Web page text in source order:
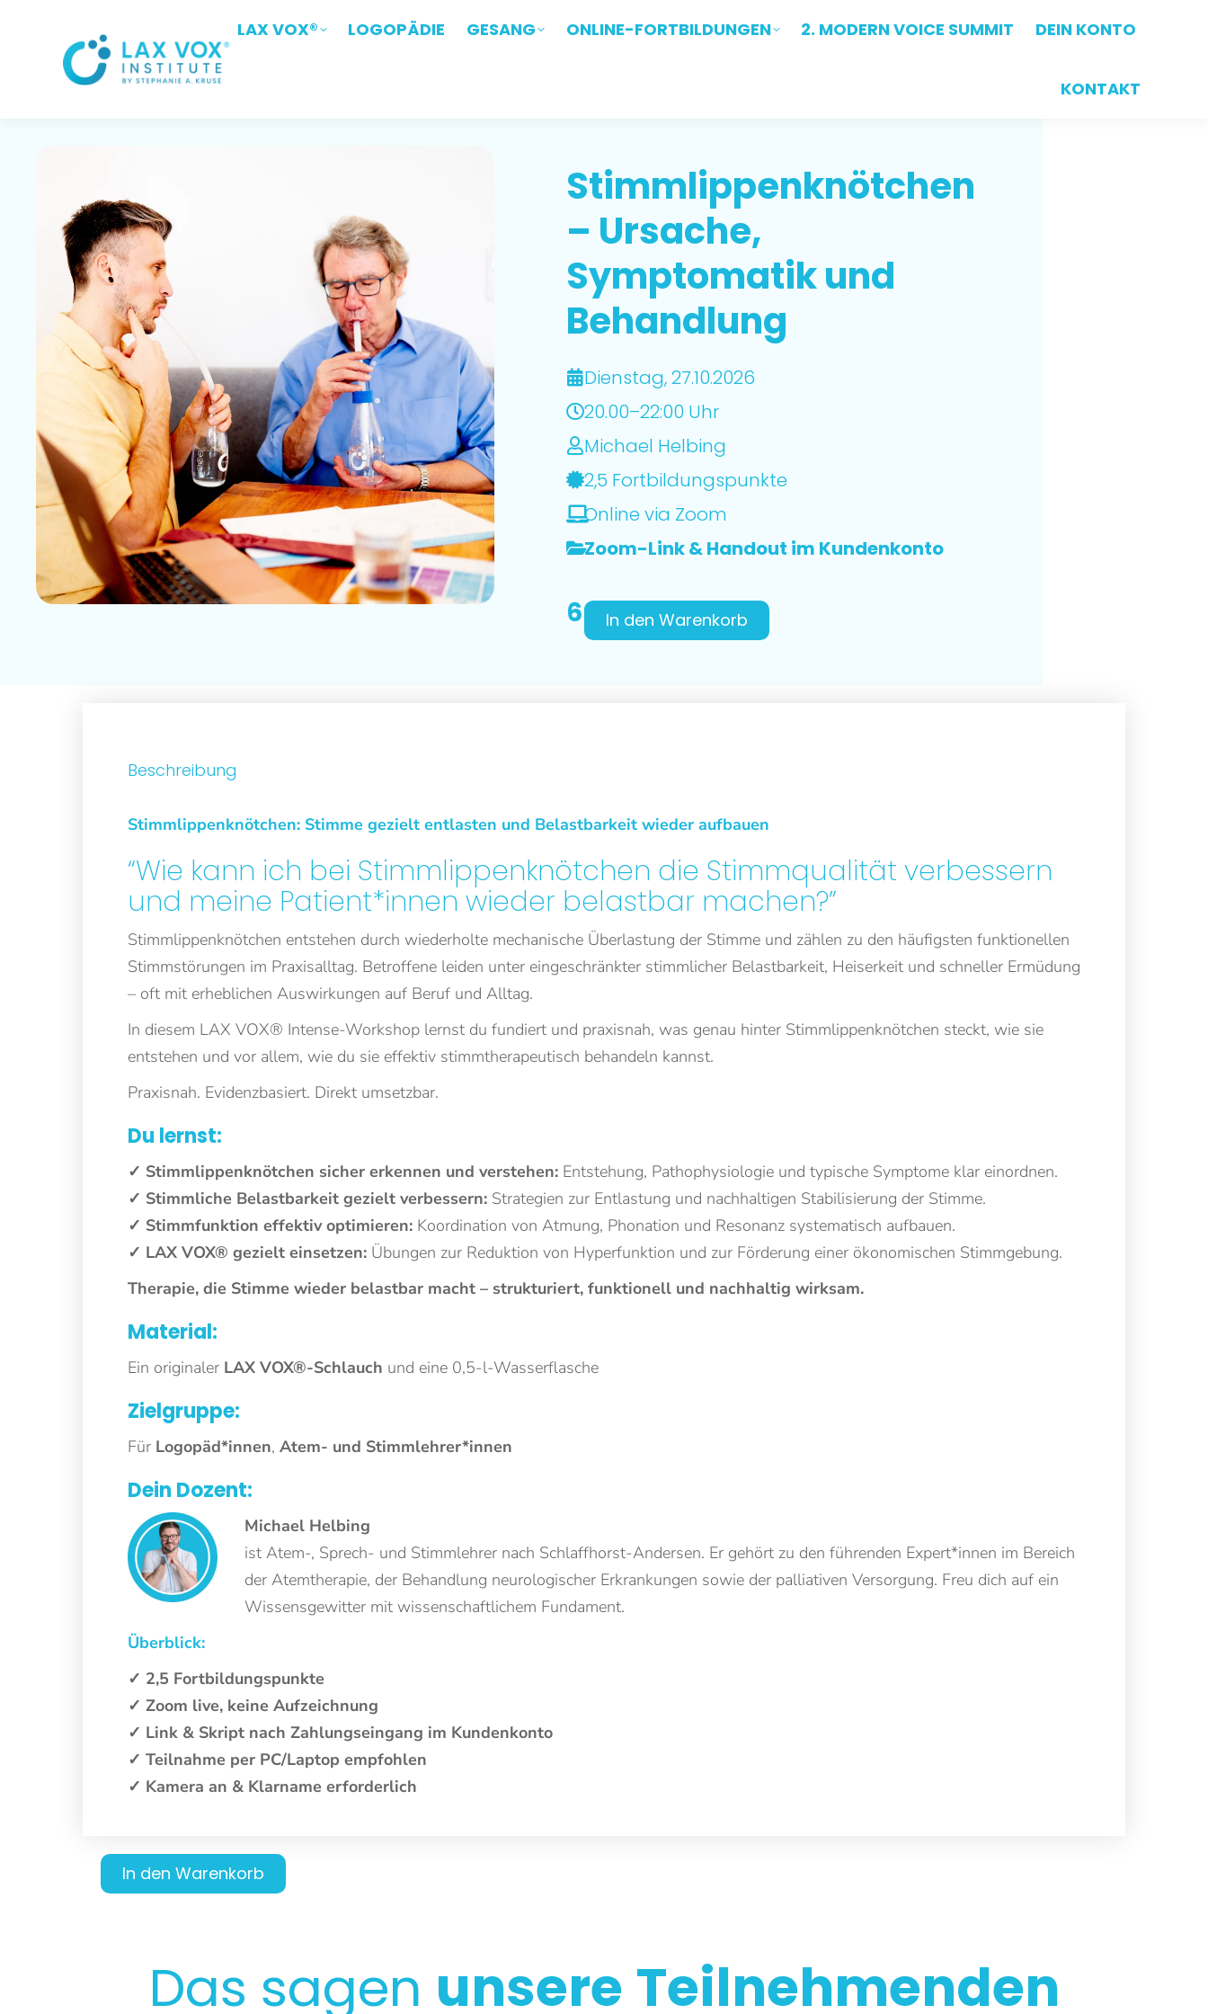
LAX VOX® LOGOPÄDIE GESANG ONLINE-FORTBILDUNGEN 2. MODERN VOICE SUMMIT DEIN KONTO
KONTAKT
Stimmlippenknötchen
– Ursache,
Symptomatik und
Behandlung
Dienstag, 27.10.2026
20.00–22:00 Uhr
Michael Helbing
2,5 Fortbildungspunkte
Online via Zoom
Zoom-Link & Handout im Kundenkonto
66,00€
In den Warenkorb
Beschreibung
Stimmlippenknötchen: Stimme gezielt entlasten und Belastbarkeit wieder aufbauen
“Wie kann ich bei Stimmlippenknötchen die Stimmqualität verbessern
und meine Patient*innen wieder belastbar machen?”
Stimmlippenknötchen entstehen durch wiederholte mechanische Überlastung der Stimme und zählen zu den häufigsten funktionellen
Stimmstörungen im Praxisalltag. Betroffene leiden unter eingeschränkter stimmlicher Belastbarkeit, Heiserkeit und schneller Ermüdung
– oft mit erheblichen Auswirkungen auf Beruf und Alltag.
In diesem LAX VOX® Intense-Workshop lernst du fundiert und praxisnah, was genau hinter Stimmlippenknötchen steckt, wie sie
entstehen und vor allem, wie du sie effektiv stimmtherapeutisch behandeln kannst.
Praxisnah. Evidenzbasiert. Direkt umsetzbar.
Du lernst:
✓ Stimmlippenknötchen sicher erkennen und verstehen: Entstehung, Pathophysiologie und typische Symptome klar einordnen.
✓ Stimmliche Belastbarkeit gezielt verbessern: Strategien zur Entlastung und nachhaltigen Stabilisierung der Stimme.
✓ Stimmfunktion effektiv optimieren: Koordination von Atmung, Phonation und Resonanz systematisch aufbauen.
✓ LAX VOX® gezielt einsetzen: Übungen zur Reduktion von Hyperfunktion und zur Förderung einer ökonomischen Stimmgebung.
Therapie, die Stimme wieder belastbar macht – strukturiert, funktionell und nachhaltig wirksam.
Material:
Ein originaler LAX VOX®-Schlauch und eine 0,5-l-Wasserflasche
Zielgruppe:
Für Logopäd*innen, Atem- und Stimmlehrer*innen
Dein Dozent:
Michael Helbing
ist Atem-, Sprech- und Stimmlehrer nach Schlaffhorst-Andersen. Er gehört zu den führenden Expert*innen im Bereich
der Atemtherapie, der Behandlung neurologischer Erkrankungen sowie der palliativen Versorgung. Freu dich auf ein
Wissensgewitter mit wissenschaftlichem Fundament.
Überblick:
✓ 2,5 Fortbildungspunkte
✓ Zoom live, keine Aufzeichnung
✓ Link & Skript nach Zahlungseingang im Kundenkonto
✓ Teilnahme per PC/Laptop empfohlen
✓ Kamera an & Klarname erforderlich
In den Warenkorb
Das sagen unsere Teilnehmenden
LAX VOX® LOGOPÄDIE GESANG ONLINE-FORTBILDUNGEN 2. MODERN VOICE SUMMIT DEIN KONTO
KONTAKT